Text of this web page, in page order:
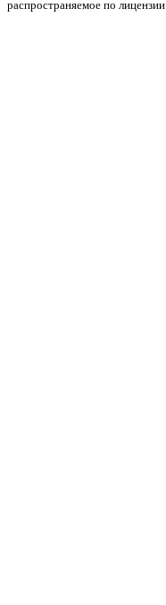
распространяемое по лицензии